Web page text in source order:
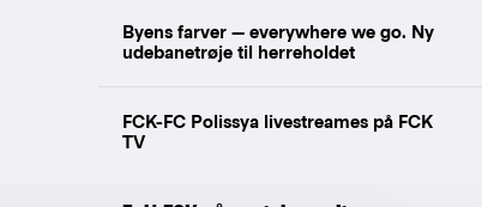
Byens farver — everywhere we go. Ny
udebanetrøje til herreholdet
FCK-FC Polissya livestreames på FCK
TV